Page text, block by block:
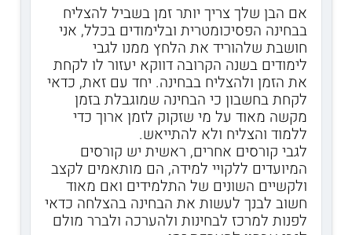
אם הבן שלך צריך יותר זמן בשביל להצליח
בבחינה הפסיכומטרית ובלימודים בכלל, אני
חושבת שלהוריד את הלחץ ממנו לגבי
לימודים בשנה הקרובה דווקא יעזור לו לקחת
את הזמן ולהצליח בבחינה. יחד עם זאת, כדאי
לקחת בחשבון כי הבחינה שמוגבלת בזמן
מקשה מאוד על מי שזקוק לזמן ארוך כדי
ללמוד והצליח ולא להתייאש.
לגבי קורסים אחרים, ראשית יש קורסים
המיועדים ללקויי למידה, הם מותאמים לקצב
ולקשיים השונים של התלמידים ואם מאוד
חשוב לבנך לעשות את הבחינה בהצלחה כדאי
לפנות למרכז לבחינות ולהערכה ולברר מולם